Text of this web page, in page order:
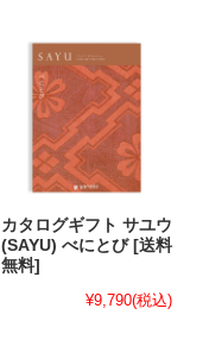
カタログギフト サユウ
(SAYU) べにとび [送料
無料]
¥9,790(税込)